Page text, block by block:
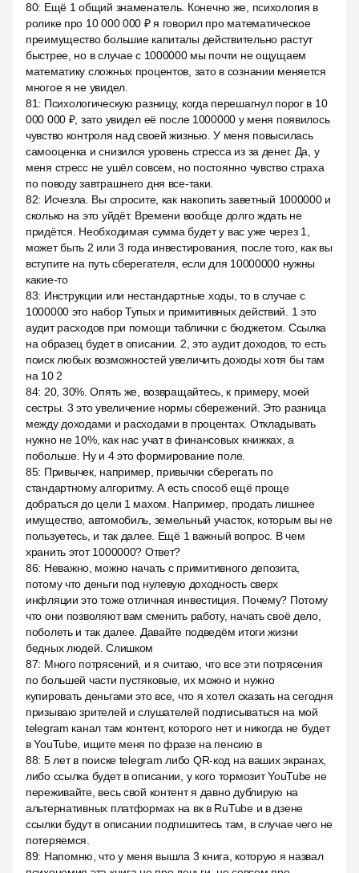
80: Ещё 1 общий знаменатель. Конечно же, психология в
ролике про 10 000 000 ₽ я говорил про математическое
преимущество большие капиталы действительно растут
быстрее, но в случае с 1000000 мы почти не ощущаем
математику сложных процентов, зато в сознании меняется
многое я не увидел.
81: Психологическую разницу, когда перешагнул порог в 10
000 000 ₽, зато увидел её после 1000000 у меня появилось
чувство контроля над своей жизнью. У меня повысилась
самооценка и снизился уровень стресса из за денег. Да, у
меня стресс не ушёл совсем, но постоянно чувство страха
по поводу завтрашнего дня все-таки.
82: Исчезла. Вы спросите, как накопить заветный 1000000 и
сколько на это уйдёт. Времени вообще долго ждать не
придётся. Необходимая сумма будет у вас уже через 1,
может быть 2 или 3 года инвестирования, после того, как вы
вступите на путь сберегателя, если для 10000000 нужны
какие-то
83: Инструкции или нестандартные ходы, то в случае с
1000000 это набор Тупых и примитивных действий. 1 это
аудит расходов при помощи таблички с бюджетом. Ссылка
на образец будет в описании. 2, это аудит доходов, то есть
поиск любых возможностей увеличить доходы хотя бы там
на 10 2
84: 20, 30%. Опять же, возвращайтесь, к примеру, моей
сестры. 3 это увеличение нормы сбережений. Это разница
между доходами и расходами в процентах. Откладывать
нужно не 10%, как нас учат в финансовых книжках, а
побольше. Ну и 4 это формирование поле.
85: Привычек, например, привычки сберегать по
стандартному алгоритму. А есть способ ещё проще
добраться до цели 1 махом. Например, продать лишнее
имущество, автомобиль, земельный участок, которым вы не
пользуетесь, и так далее. Ещё 1 важный вопрос. В чем
хранить этот 1000000? Ответ?
86: Неважно, можно начать с примитивного депозита,
потому что деньги под нулевую доходность сверх
инфляции это тоже отличная инвестиция. Почему? Потому
что они позволяют вам сменить работу, начать своё дело,
поболеть и так далее. Давайте подведём итоги жизни
бедных людей. Слишком
87: Много потрясений, и я считаю, что все эти потрясения
по большей части пустяковые, их можно и нужно
купировать деньгами это все, что я хотел сказать на сегодня
призываю зрителей и слушателей подписываться на мой
telegram канал там контент, которого нет и никогда не будет
в YouTube, ищите меня по фразе на пенсию в
88: 5 лет в поиске telegram либо QR-код на ваших экранах,
либо ссылка будет в описании, у кого тормозит YouTube не
переживайте, весь свой контент я давно дублирую на
альтернативных платформах на вк в RuTube и в дзене
ссылки будут в описании подпишитесь там, в случае чего не
потеряемся.
89: Напомню, что у меня вышла 3 книга, которую я назвал